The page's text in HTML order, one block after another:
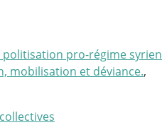
politisation pro-régime syrien
mobilisation et déviance.,